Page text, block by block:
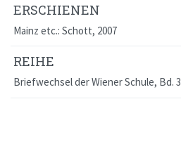
ERSCHIENEN
Mainz etc.: Schott, 2007
REIHE
Briefwechsel der Wiener Schule, Bd. 3